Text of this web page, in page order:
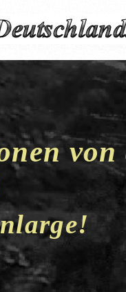
von